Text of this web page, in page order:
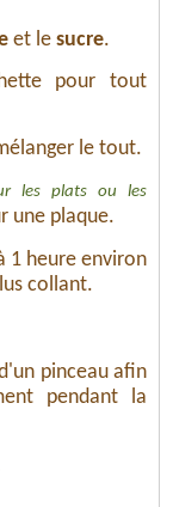
et le sucre.
pour tout
le tout.
les plats ou les
une plaque.
1 heure environ
collant.
pinceau afin
pendant la